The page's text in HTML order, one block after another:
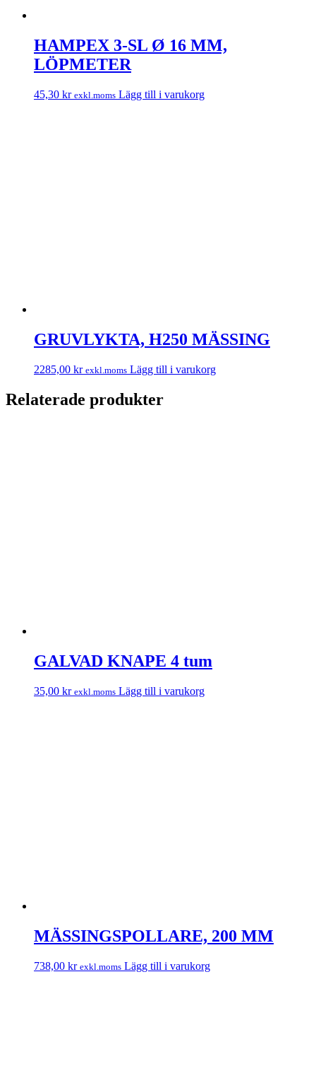
HAMPEX 3-SL Ø 16 MM,
LÖPMETER
45,30 kr exkl.moms Lägg till i varukorg
GRUVLYKTA, H250 MÄSSING
2285,00 kr exkl.moms Lägg till i varukorg
Relaterade produkter
GALVAD KNAPE 4 tum
35,00 kr exkl.moms Lägg till i varukorg
MÄSSINGSPOLLARE, 200 MM
738,00 kr exkl.moms Lägg till i varukorg